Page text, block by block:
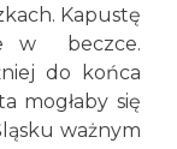
Kapustę
w beczce.
do końca
mogłaby się
ważnym